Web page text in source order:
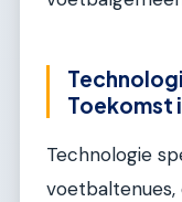
Toekomst
Technologie
voetbaltenues,